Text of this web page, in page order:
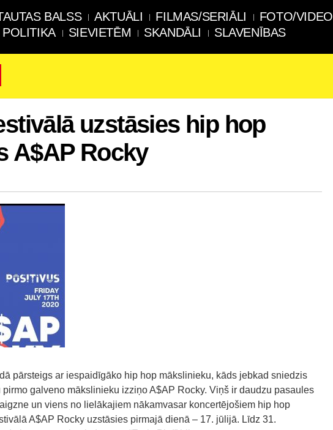
BALSS AKTUĀLI FILMAS/SERIĀLI FOTO/VIDEO
POLITIKA
SIEVIETĒM SKANDĀLI SLAVENĪBAS
uzstāsies hip hop
A$AP Rocky
pārsteigs ar iespaidīgāko hip hop mākslinieku, kāds jebkad sniedzis
pirmo galveno mākslinieku izziņo A$AP Rocky. Viņš ir daudzu pasaules
un viens no lielākajiem nākamvasar koncertējošiem hip hop
A$AP Rocky uzstāsies pirmajā dienā – 17. jūlijā. Līdz 31.